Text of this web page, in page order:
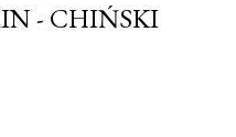
- CHIŃSKI